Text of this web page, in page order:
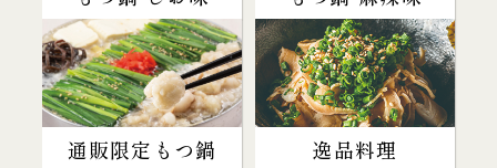
通販限定もつ鍋 逸品料理